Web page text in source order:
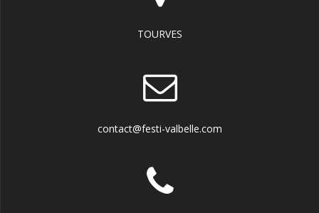
TOURVES
contact@festi-valbelle.com